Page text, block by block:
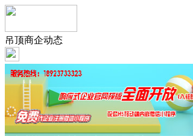
吊顶商企动态